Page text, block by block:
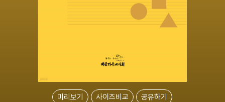
미리보기 사이즈비교 공유하기